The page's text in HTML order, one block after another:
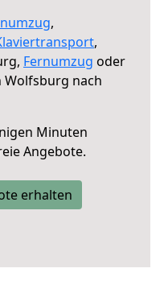
,
,
Fernumzug oder
Wolfsburg nach
Minuten
Angebote.
erhalten